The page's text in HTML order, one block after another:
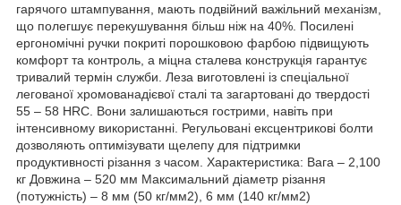
гарячого штампування, мають подвійний важільний механізм,
що полегшує перекушування більш ніж на 40%. Посилені
ергономічні ручки покриті порошковою фарбою підвищують
комфорт та контроль, а міцна сталева конструкція гарантує
тривалий термін служби. Леза виготовлені із спеціальної
легованої хромованадієвої сталі та загартовані до твердості
55 – 58 HRC. Вони залишаються гострими, навіть при
інтенсивному використанні. Регульовані ексцентрикові болти
дозволяють оптимізувати щелепу для підтримки
продуктивності різання з часом. Характеристика: Вага – 2,100
кг Довжина – 520 мм Максимальний діаметр різання
(потужність) – 8 мм (50 кг/мм2), 6 мм (140 кг/мм2)